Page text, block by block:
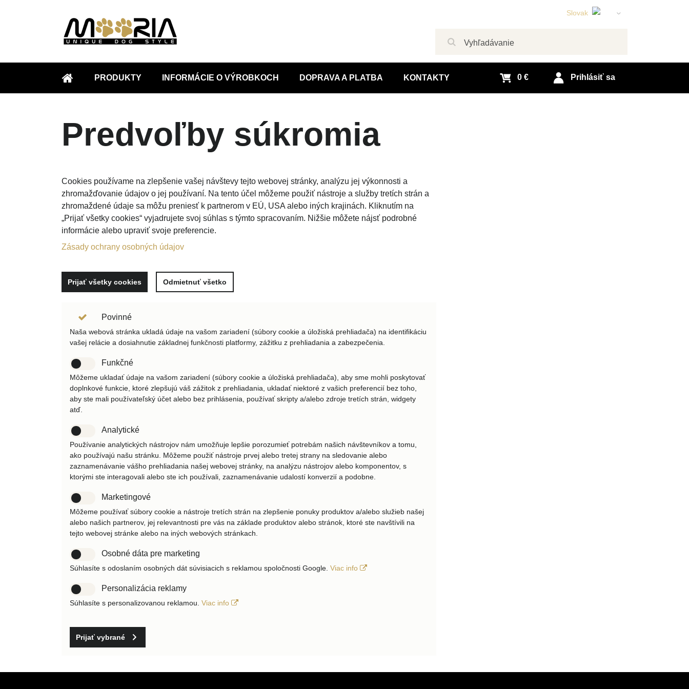
German
Slovak
ÚVOD
PRODUKTY INFORMÁCIE O VÝROBKOCH DOPRAVA A PLATBA KONTAKTY Prihlásiť sa
0 €
Predvoľby súkromia
Cookies používame na zlepšenie vašej návštevy tejto webovej stránky, analýzu jej výkonnosti a
zhromažďovanie údajov o jej používaní. Na tento účel môžeme použiť nástroje a služby tretích strán a
zhromaždené údaje sa môžu preniesť k partnerom v EÚ, USA alebo iných krajinách. Kliknutím na
„Prijať všetky cookies“ vyjadrujete svoj súhlas s týmto spracovaním. Nižšie môžete nájsť podrobné
informácie alebo upraviť svoje preferencie.
Zásady ochrany osobných údajov
Prijať všetky cookies Odmietnuť všetko
Povinné
Naša webová stránka ukladá údaje na vašom zariadení (súbory cookie a úložiská prehliadača) na identifikáciu
vašej relácie a dosiahnutie základnej funkčnosti platformy, zážitku z prehliadania a zabezpečenia.
Funkčné
Môžeme ukladať údaje na vašom zariadení (súbory cookie a úložiská prehliadača), aby sme mohli poskytovať
doplnkové funkcie, ktoré zlepšujú váš zážitok z prehliadania, ukladať niektoré z vašich preferencií bez toho,
aby ste mali používateľský účet alebo bez prihlásenia, používať skripty a/alebo zdroje tretích strán, widgety
atď.
Analytické
Používanie analytických nástrojov nám umožňuje lepšie porozumieť potrebám našich návštevníkov a tomu,
ako používajú našu stránku. Môžeme použiť nástroje prvej alebo tretej strany na sledovanie alebo
zaznamenávanie vášho prehliadania našej webovej stránky, na analýzu nástrojov alebo komponentov, s
ktorými ste interagovali alebo ste ich používali, zaznamenávanie udalostí konverzií a podobne.
Marketingové
Môžeme používať súbory cookie a nástroje tretích strán na zlepšenie ponuky produktov a/alebo služieb našej
alebo našich partnerov, jej relevantnosti pre vás na základe produktov alebo stránok, ktoré ste navštívili na
tejto webovej stránke alebo na iných webových stránkach.
Osobné dáta pre marketing
Súhlasíte s odoslaním osobných dát súvisiacich s reklamou spoločnosti Google. Viac info
Personalizácia reklamy
Súhlasíte s personalizovanou reklamou. Viac info
Prijať vybrané